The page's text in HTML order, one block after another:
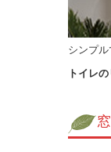
シンプ
トイレ